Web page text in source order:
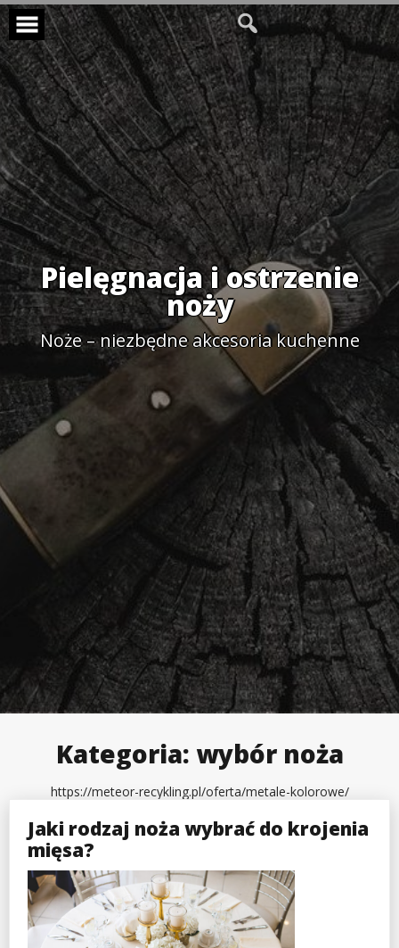
Skip
to
content
Pielęgnacja i ostrzenie
noży
Noże – niezbędne akcesoria kuchenne
Kategoria: wybór noża
https://meteor-recykling.pl/oferta/metale-kolorowe/
Jaki rodzaj noża wybrać do krojenia
mięsa?